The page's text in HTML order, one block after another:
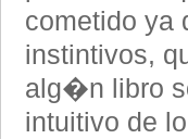
cometido ya
instintivos,
alg�n libro
intuitivo de